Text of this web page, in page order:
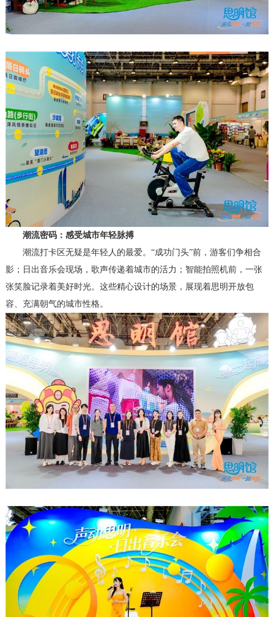
潮流密码：感受城市年轻脉搏
潮流打卡区无疑是年轻人的最爱。“成功门头”前，游客们争相合
影；日出音乐会现场，歌声传递着城市的活力；智能拍照机前，一张
张笑脸记录着美好时光。这些精心设计的场景，展现着思明开放包
容、充满朝气的城市性格。